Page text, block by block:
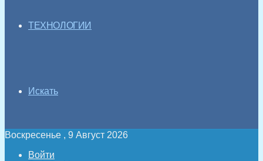
ТЕХНОЛОГИИ
Искать
Воскресенье , 9 Август 2026
Войти